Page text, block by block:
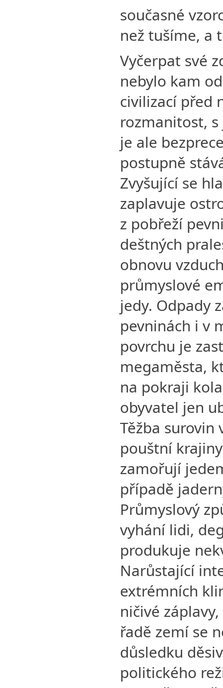
současné
než tušíme, a
Vyčerpat své
nebylo kam
civilizací před
rozmanitost,
je ale
postupně
Zvyšující se
zaplavuje
z pobřeží
deštných
obnovu
průmyslové
jedy. Odpady
pevninách i v
povrchu je
megaměsta,
na pokraji
obyvatel jen
Těžba
pouštní
zamořují
případě
Průmyslový
vyhání lidi,
produkuje
Narůstající
extrémních
ničivé
řadě zemí se
důsledku
politického